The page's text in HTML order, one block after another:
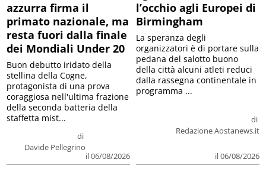
azzurra firma il
primato nazionale, ma
resta fuori dalla finale
dei Mondiali Under 20
di
Davide Pellegrino
il 06/08/2026
Buon debutto iridato della
stellina della Cogne,
protagonista di una prova
coraggiosa nell'ultima frazione
della seconda batteria della
staffetta mist...
l’occhio agli Europei di
Birmingham
di
Redazione Aostanews.it
il 06/08/2026
La speranza degli
organizzatori è di portare sulla
pedana del salotto buono
della città alcuni atleti reduci
dalla rassegna continentale in
programma ...